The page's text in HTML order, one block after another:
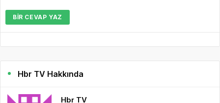
BIR CEVAP YAZ
Hbr TV Hakkında
Hbr TV